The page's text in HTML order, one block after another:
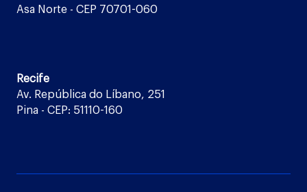
Asa Norte - CEP 70701-060
Recife
Av. República do Líbano, 251
Pina - CEP: 51110-160